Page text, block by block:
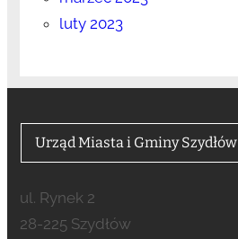
luty 2023
Urząd Miasta i Gminy Szydłów
ul. Rynek 2
28-225 Szydłów